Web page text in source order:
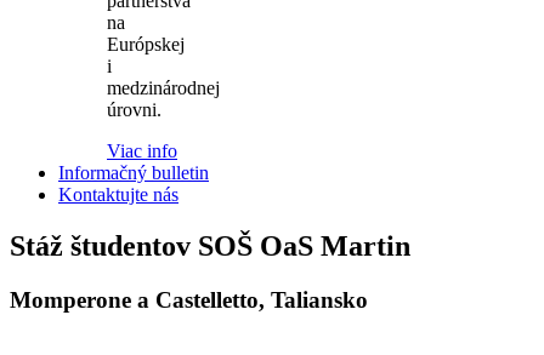
na
Európskej
i
medzinárodnej
úrovni.
Viac info
Informačný bulletin
Kontaktujte nás
Stáž študentov SOŠ OaS Martin
Momperone a Castelletto, Taliansko